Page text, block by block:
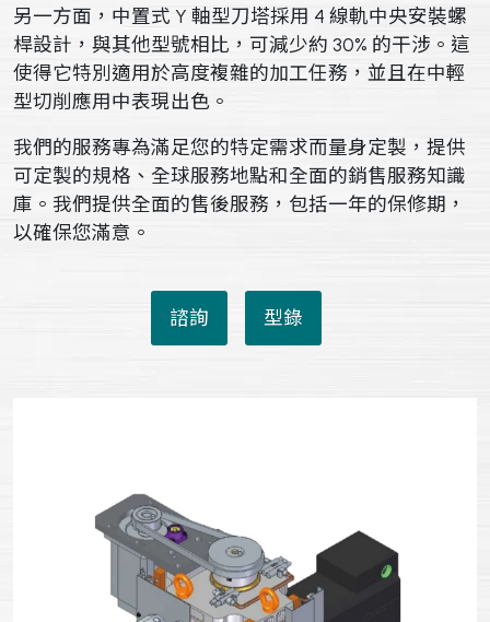
另一方面，中置式 Y 軸型刀塔採用 4 線軌中央安裝螺
桿設計，與其他型號相比，可減少約 30% 的干涉。這
使得它特別適用於高度複雜的加工任務，並且在中輕
型切削應用中表現出色。
我們的服務專為滿足您的特定需求而量身定製，提供
可定製的規格、全球服務地點和全面的銷售服務知識
庫。我們提供全面的售後服務，包括一年的保修期，
以確保您滿意。
諮詢 型錄